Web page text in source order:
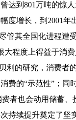
达到801万吨的
度增长，到2001
管其全国化进程
程度上得益于消
的研究，消费者
费的“示范性”；
者也会动用储蓄
持续提升奠定了